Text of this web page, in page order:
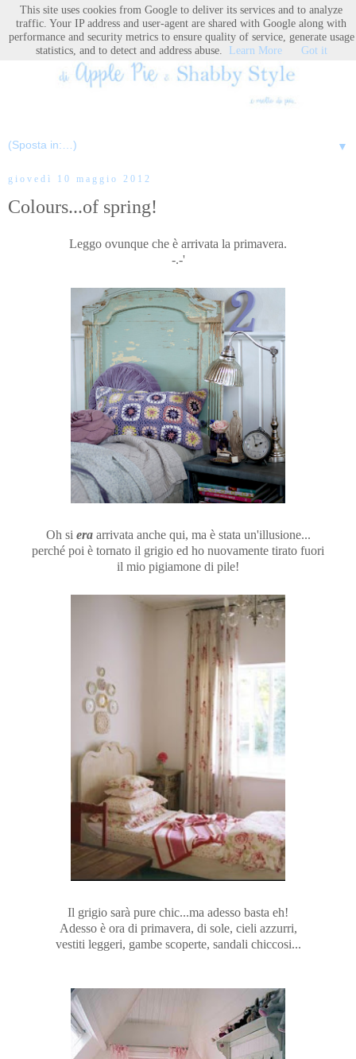
▼
giovedì 10 maggio 2012
Colours...of spring!
Leggo ovunque che è arrivata la primavera.
-.-'
Oh si era arrivata anche qui, ma è stata un'illusione...
perché poi è tornato il grigio ed ho nuovamente tirato fuori
il mio pigiamone di pile!
Il grigio sarà pure chic...ma adesso basta eh!
Adesso è ora di primavera, di sole, cieli azzurri,
vestiti leggeri, gambe scoperte, sandali chiccosi...
This site uses cookies from Google to deliver its services and to analyze
traffic. Your IP address and user-agent are shared with Google along with
performance and security metrics to ensure quality of service, generate usage
statistics, and to detect and address abuse.
Learn More Got it